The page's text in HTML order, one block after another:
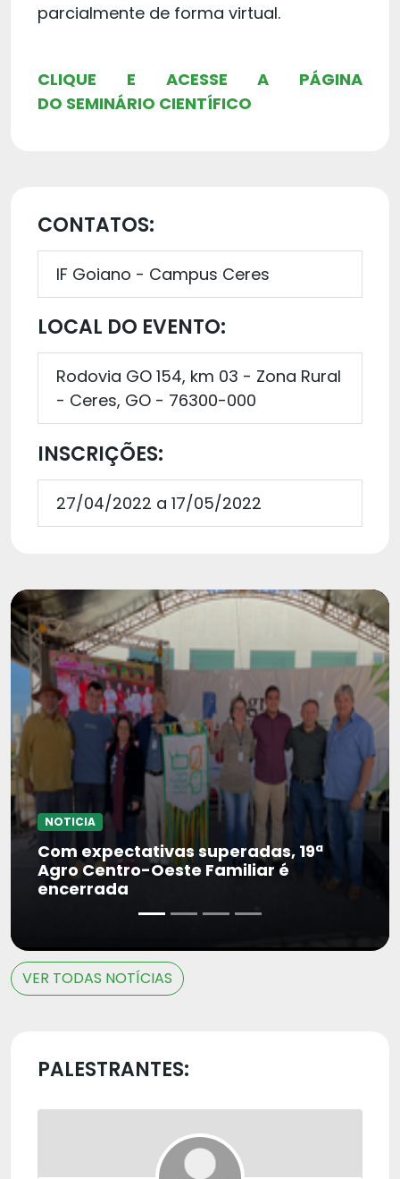
parcialmente de forma virtual.
CLIQUE E ACESSE A PÁGINA
DO SEMINÁRIO CIENTÍFICO
CONTATOS:
IF Goiano - Campus Ceres
LOCAL DO EVENTO:
Rodovia GO 154, km 03 - Zona Rural
- Ceres, GO - 76300-000
INSCRIÇÕES:
27/04/2022 a 17/05/2022
NOTICIA
Com expectativas superadas, 19ª
Agro Centro-Oeste Familiar é
encerrada
VER TODAS NOTÍCIAS
PALESTRANTES: